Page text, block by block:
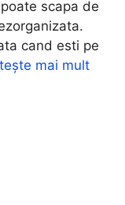
scapa de
cand esti pe
mai mult